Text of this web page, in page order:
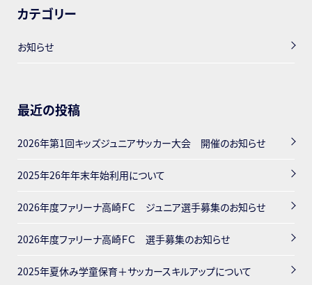
カテゴリー
お知らせ
最近の投稿
2026年第1回キッズジュニアサッカー大会 開催のお知らせ
2025年26年年末年始利用について
2026年度ファリーナ高崎ＦＣ ジュニア選手募集のお知らせ
2026年度ファリーナ高崎ＦＣ 選手募集のお知らせ
2025年夏休み学童保育＋サッカースキルアップについて